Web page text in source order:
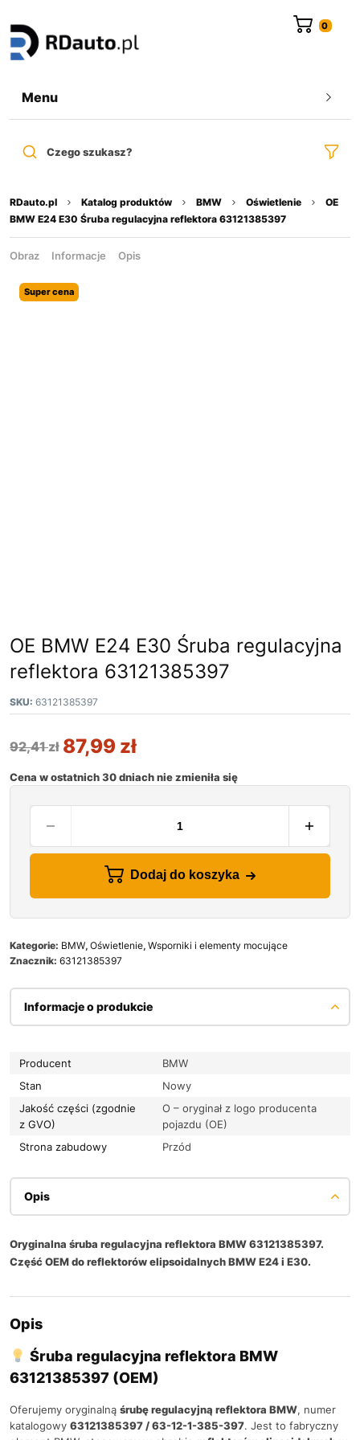
Menu
Czego szukasz?
RDauto.pl Katalog produktów BMW Oświetlenie
OE
BMW E24 E30 Śruba regulacyjna reflektora 63121385397
Obraz Informacje Opis
Super cena
OE BMW E24 E30 Śruba regulacyjna
reflektora 63121385397
SKU: 63121385397
92,41zł 87,99 zł
Cena w ostatnich 30 dniach nie zmieniła się
Dodaj do koszyka
Kategorie: BMW, Oświetlenie, Wsporniki i elementy mocujące
Znacznik: 63121385397
Informacje o produkcie
Producent
BMW
Stan
Nowy
Jakość części (zgodnie
z GVO)
O – oryginał z logo producenta
pojazdu (OE)
Strona zabudowy
Przód
Opis
Oryginalna śruba regulacyjna reflektora BMW 63121385397.
Część OEM do reflektorów elipsoidalnych BMW E24 i E30.
Opis
Śruba regulacyjna reflektora BMW
63121385397 (OEM)
Oferujemy oryginalną śrubę regulacyjną reflektora BMW, numer
katalogowy 63121385397 / 63-12-1-385-397. Jest to fabryczny